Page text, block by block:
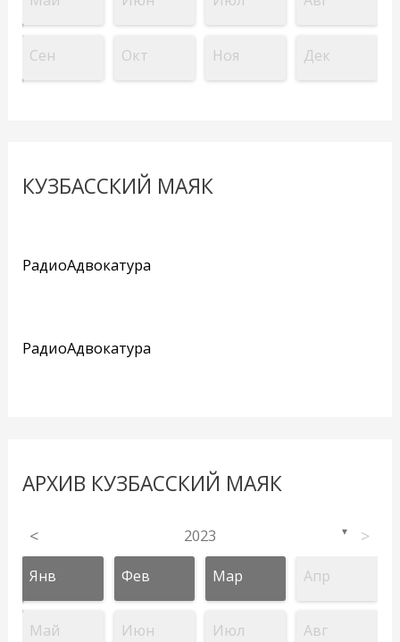
Сен Окт Ноя Дек
КУЗБАССКИЙ МАЯК
РадиоАдвокатура
РадиоАдвокатура
АРХИВ КУЗБАССКИЙ МАЯК
< 2023 ▼ >
Янв Фев Мар Апр
Май Июн Июл Авг